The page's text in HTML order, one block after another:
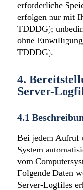
erforderliche
erfolgen nur mit
TDDDG);
ohne
TDDDG).
4.
Server-
4.1
Bei jedem Aufruf
System
vom
Folgende Daten
Server-Logfiles